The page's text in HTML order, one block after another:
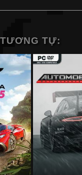
TỰ: